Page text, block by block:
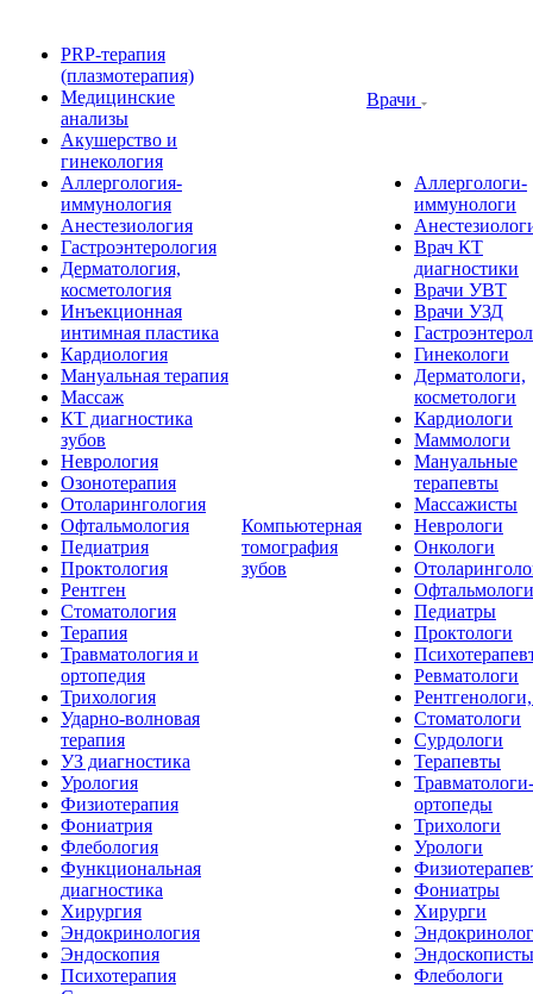
PRP-терапия
(плазмотерапия)
Медицинские
анализы
Акушерство и
гинекология
Аллергология-
иммунология
Анестезиология
Гастроэнтерология
Дерматология,
косметология
Инъекционная
интимная пластика
Кардиология
Мануальная терапия
Массаж
КТ диагностика
зубов
Неврология
Озонотерапия
Отоларингология
Офтальмология
Педиатрия
Проктология
Рентген
Стоматология
Терапия
Травматология и
ортопедия
Трихология
Ударно-волновая
терапия
УЗ диагностика
Урология
Физиотерапия
Фониатрия
Флебология
Функциональная
диагностика
Хирургия
Эндокринология
Эндоскопия
Психотерапия
Компьютерная
томография
зубов
Врачи
Аллергологи-
иммунологи
Врач КТ
диагностики
Врачи УВТ
Врачи УЗД
Гинекологи
Дерматологи,
косметологи
Кардиологи
Маммологи
Мануальные
терапевты
Массажисты
Неврологи
Онкологи
Офтальмологи
Педиатры
Проктологи
Ревматологи
Стоматологи
Сурдологи
Терапевты
Травматологи-
ортопеды
Трихологи
Урологи
Фониатры
Хирурги
Эндоскописты
Флебологи